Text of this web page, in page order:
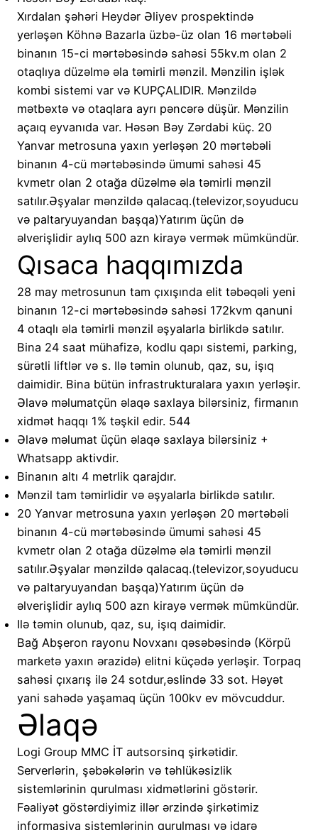
Xırdalan şəhəri Heydər Əliyev prospektində
yerləşən Köhnə Bazarla üzbə-üz olan 16 mərtəbəli
binanın 15-ci mərtəbəsində sahəsi 55kv.m olan 2
otaqlıya düzəlmə əla təmirli mənzil. Mənzilin işlək
kombi sistemi var və KUPÇALIDIR. Mənzildə
mətbəxtə və otaqlara ayrı pəncərə düşür. Mənzilin
açaıq eyvanıda var. Həsən Bəy Zərdabi küç. 20
Yanvar metrosuna yaxın yerləşən 20 mərtəbəli
binanın 4-cü mərtəbəsində ümumi sahəsi 45
kvmetr olan 2 otağa düzəlmə əla təmirli mənzil
satılır.Əşyalar mənzildə qalacaq.(televizor,soyuducu
və paltaryuyandan başqa)Yatırım üçün də
əlverişlidir aylıq 500 azn kirayə vermək mümkündür.
Qısaca haqqımızda
28 may metrosunun tam çıxışında elit təbəqəli yeni
binanın 12-ci mərtəbəsində sahəsi 172kvm qanuni
4 otaqlı əla təmirli mənzil əşyalarla birlikdə satılır.
Bina 24 saat mühafizə, kodlu qapı sistemi, parking,
sürətli liftlər və s. Ilə təmin olunub, qaz, su, işıq
daimidir. Bina bütün infrastrukturalara yaxın yerləşir.
Əlavə məlumatçün əlaqə saxlaya bilərsiniz, firmanın
xidmət haqqı 1% təşkil edir. 544
Əlavə məlumat üçün əlaqə saxlaya bilərsiniz +
Whatsapp aktivdir.
Binanın altı 4 metrlik qarajdır.
Mənzil tam təmirlidir və əşyalarla birlikdə satılır.
20 Yanvar metrosuna yaxın yerləşən 20 mərtəbəli
binanın 4-cü mərtəbəsində ümumi sahəsi 45
kvmetr olan 2 otağa düzəlmə əla təmirli mənzil
satılır.Əşyalar mənzildə qalacaq.(televizor,soyuducu
və paltaryuyandan başqa)Yatırım üçün də
əlverişlidir aylıq 500 azn kirayə vermək mümkündür.
Ilə təmin olunub, qaz, su, işıq daimidir.
Bağ Abşeron rayonu Novxanı qəsəbəsində (Körpü
marketə yaxın ərazidə) elitni küçədə yerləşir. Torpaq
sahəsi çıxarış ilə 24 sotdur,əslində 33 sot. Həyət
yani sahədə yaşamaq üçün 100kv ev mövcuddur.
Əlaqə
Logi Group MMC İT autsorsinq şirkətidir.
Serverlərin, şəbəkələrin və təhlükəsizlik
sistemlərinin qurulması xidmətlərini göstərir.
Fəaliyət göstərdiyimiz illər ərzində şirkətimiz
informasiya sistemlərinin qurulması və idarə